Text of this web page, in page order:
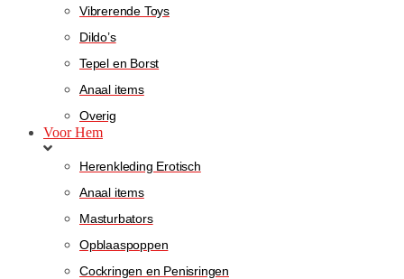
Vibrerende Toys
Dildo’s
Tepel en Borst
Anaal items
Overig
Voor Hem
Herenkleding Erotisch
Anaal items
Masturbators
Opblaaspoppen
Cockringen en Penisringen